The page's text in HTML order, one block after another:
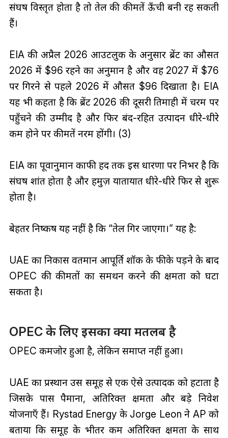
संघर्ष विस्तृत होता है तो तेल की कीमतें ऊँची बनी रह सकती
हैं।
EIA की अप्रैल 2026 आउटलुक के अनुसार ब्रेंट का औसत
2026 में $96 रहने का अनुमान है और वह 2027 में $76
पर गिरने से पहले 2026 में औसत $96 दिखाता है। EIA
यह भी कहता है कि ब्रेंट 2026 की दूसरी तिमाही में चरम पर
पहुँचने की उम्मीद है और फिर बंद-रहित उत्पादन धीरे-धीरे
कम होने पर कीमतें नरम होंगी। (3)
EIA का पूर्वानुमान काफी हद तक इस धारणा पर निर्भर है कि
संघर्ष शांत होता है और हर्मुज़ यातायात धीरे-धीरे फिर से शुरू
होता है।
बेहतर निष्कर्ष यह नहीं है कि “तेल गिर जाएगा।” यह है:
UAE का निकास वर्तमान आपूर्ति शॉक के फीके पड़ने के बाद
OPEC की कीमतों का समर्थन करने की क्षमता को घटा
सकता है।
OPEC के लिए इसका क्या मतलब है
OPEC कमजोर हुआ है, लेकिन समाप्त नहीं हुआ।
UAE का प्रस्थान उस समूह से एक ऐसे उत्पादक को हटाता है
जिसके पास पैमाना, अतिरिक्त क्षमता और बड़े निवेश
योजनाएँ हैं। Rystad Energy के Jorge Leon ने AP को
बताया कि समूह के भीतर कम अतिरिक्त क्षमता के साथ